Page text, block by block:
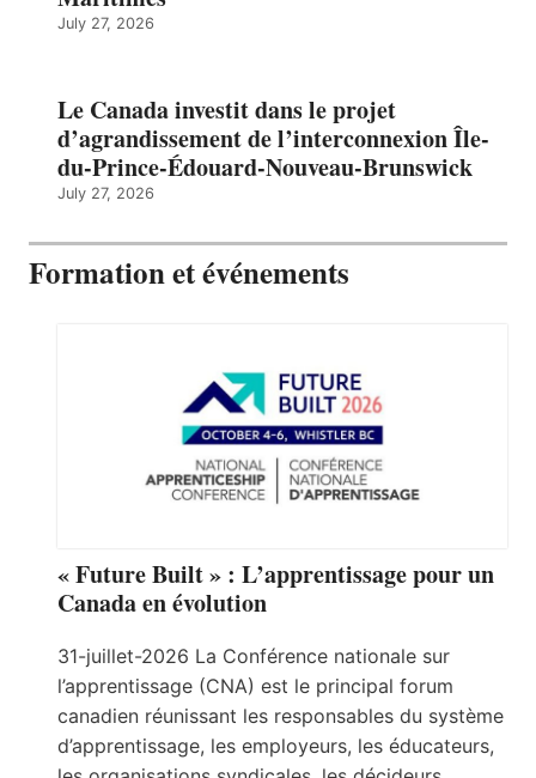
July 27, 2026
Le Canada investit dans le projet
d’agrandissement de l’interconnexion Île-
du-Prince-Édouard-Nouveau-Brunswick
July 27, 2026
Formation et événements
« Future Built » : L’apprentissage pour un
Canada en évolution
31-juillet-2026 La Conférence nationale sur
l’apprentissage (CNA) est le principal forum
canadien réunissant les responsables du système
d’apprentissage, les employeurs, les éducateurs,